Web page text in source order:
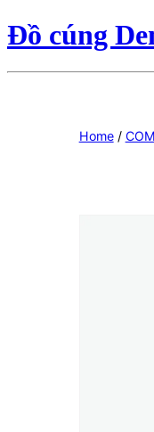
Đồ cúng
Home/